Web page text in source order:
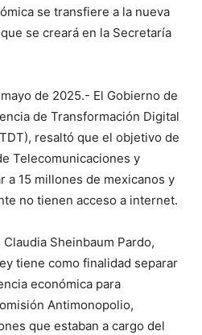
se transfiere a la nueva
se creará en la Secretaría
de 2025.- El Gobierno de
de Transformación Digital
resaltó que el objetivo de
Telecomunicaciones y
a 15 millones de mexicanos y
no tienen acceso a internet.
Sheinbaum Pardo,
tiene como finalidad separar
económica para
Antimonopolio,
que estaban a cargo del